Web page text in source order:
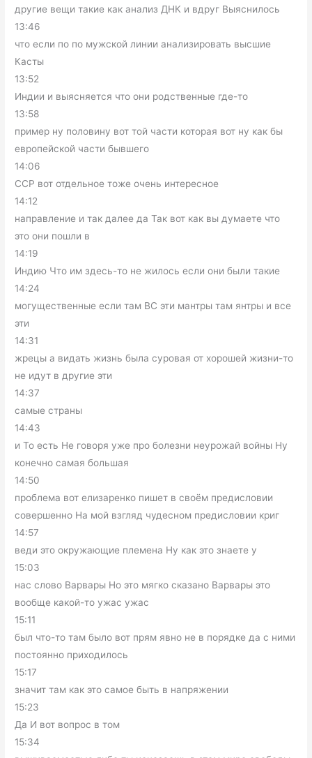
другие вещи такие как анализ ДНК и вдруг Выяснилось
13:46
что если по по мужской линии анализировать высшие
Касты
13:52
Индии и выясняется что они родственные где-то
13:58
пример ну половину вот той части которая вот ну как бы
европейской части бывшего
14:06
ССР вот отдельное тоже очень интересное
14:12
направление и так далее да Так вот как вы думаете что
это они пошли в
14:19
Индию Что им здесь-то не жилось если они были такие
14:24
могущественные если там ВС эти мантры там янтры и все
эти
14:31
жрецы а видать жизнь была суровая от хорошей жизни-то
не идут в другие эти
14:37
самые страны
14:43
и То есть Не говоря уже про болезни неурожай войны Ну
конечно самая большая
14:50
проблема вот елизаренко пишет в своём предисловии
совершенно На мой взгляд чудесном предисловии криг
14:57
веди это окружающие племена Ну как это знаете у
15:03
нас слово Варвары Но это мягко сказано Варвары это
вообще какой-то ужас ужас
15:11
был что-то там было вот прям явно не в порядке да с ними
постоянно приходилось
15:17
значит там как это самое быть в напряжении
15:23
Да И вот вопрос в том
15:34